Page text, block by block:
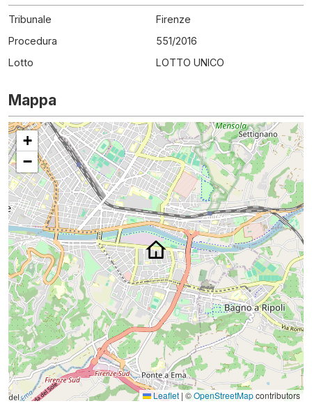
Tribunale
Firenze
Procedura
551/2016
Lotto
LOTTO UNICO
Mappa
+
−
Leaflet |©OpenStreetMapcontributors